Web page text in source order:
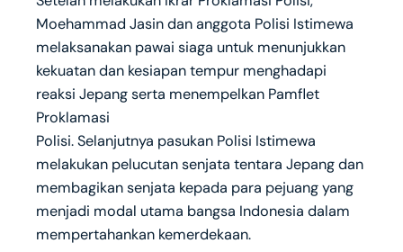
Moehammad Jasin dan anggota Polisi Istimewa
melaksanakan pawai siaga untuk menunjukkan
kekuatan dan kesiapan tempur menghadapi
reaksi Jepang serta menempelkan Pamflet
Proklamasi
Polisi. Selanjutnya pasukan Polisi Istimewa
melakukan pelucutan senjata tentara Jepang dan
membagikan senjata kepada para pejuang yang
menjadi modal utama bangsa Indonesia dalam
mempertahankan kemerdekaan.